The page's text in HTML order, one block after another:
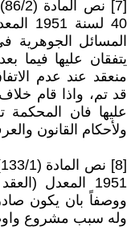
40
المسائل الجوهرية
يتفقان عليها فيما
منعقد عند عدم
قد تم، واذا قام
عليها فان المحكمة
ولأحكام القانون
1951 المعدل
ووصفاً بان يكون
وله سبب مشروع